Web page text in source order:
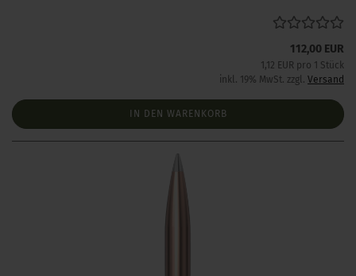
112,00 EUR
1,12 EUR pro 1 Stück
inkl. 19% MwSt. zzgl. Versand
IN DEN WARENKORB